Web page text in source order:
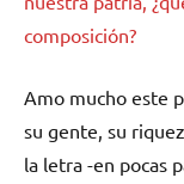
composición?
Amo mucho este
su gente, su
la letra -en pocas